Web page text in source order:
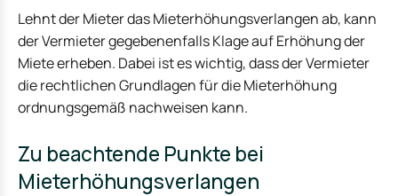
Lehnt der Mieter das Mieterhöhungsverlangen ab, kann
der Vermieter gegebenenfalls Klage auf Erhöhung der
Miete erheben. Dabei ist es wichtig, dass der Vermieter
die rechtlichen Grundlagen für die Mieterhöhung
ordnungsgemäß nachweisen kann.
Zu beachtende Punkte bei
Mieterhöhungsverlangen